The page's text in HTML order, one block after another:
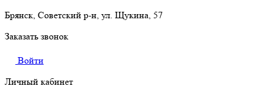
Брянск, Советский р-н, ул. Щукина, 57
Заказать звонок
Войти
Личный кабинет